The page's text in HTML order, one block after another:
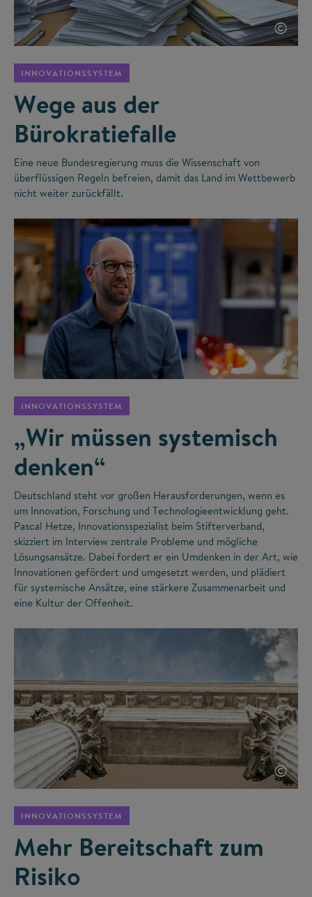
©
INNOVATIONSSYSTEM
Wege aus der
Bürokratiefalle
Eine neue Bundesregierung muss die Wissenschaft von
überflüssigen Regeln befreien, damit das Land im Wettbewerb
nicht weiter zurückfällt.
©
INNOVATIONSSYSTEM
„Wir müssen systemisch
denken“
Deutschland steht vor großen Herausforderungen, wenn es
um Innovation, Forschung und Technologieentwicklung geht.
Pascal Hetze, Innovationsspezialist beim Stifterverband,
skizziert im Interview zentrale Probleme und mögliche
Lösungsansätze. Dabei fordert er ein Umdenken in der Art, wie
Innovationen gefördert und umgesetzt werden, und plädiert
für systemische Ansätze, eine stärkere Zusammenarbeit und
eine Kultur der Offenheit.
©
INNOVATIONSSYSTEM
Mehr Bereitschaft zum
Risiko